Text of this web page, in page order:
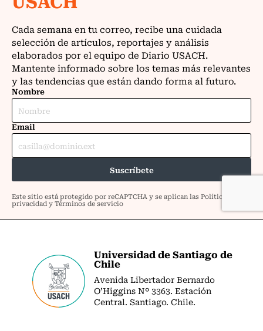
Universidad de Santiago de
Chile
Avenida Libertador Bernardo
O’Higgins Nº 3363. Estación
Central. Santiago. Chile.